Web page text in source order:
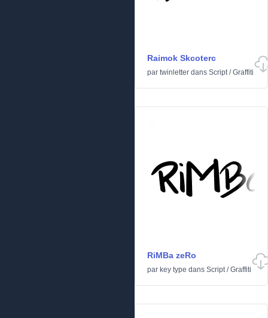
Raimok Skcoterc
par twinletter dans Script/Graffiti
RiMBa zeRo
par key type dans Script/Graffiti